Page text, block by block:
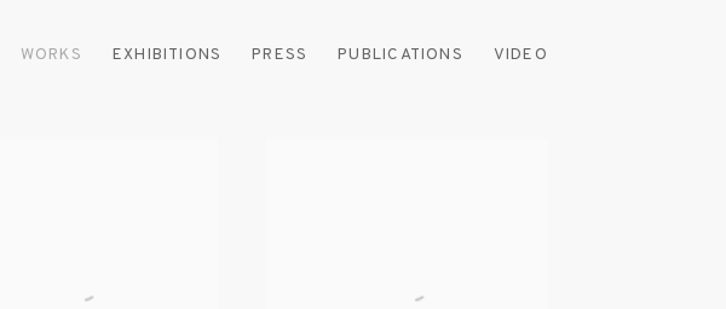
WORKS EXHIBITIONS PRESS PUBLICATIONS VIDEO